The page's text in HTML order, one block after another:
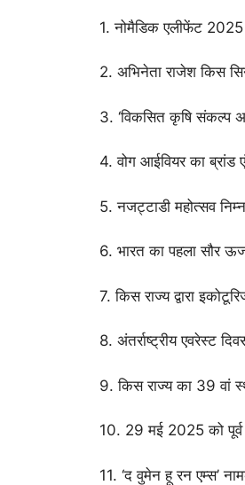
1. नोमैडिक एलीफेंट
2. अभिनेता राजेश किस
3. ‘विकसित कृषि संकल्प
4. वोग आईवियर का ब्रांड
5. नजट्टाडी महोत्सव
6. भारत का पहला सौर
7. किस राज्य द्वारा
8. अंतर्राष्ट्रीय एवरेस्ट
9. किस राज्य का 39 वां
10. 29 मई 2025 को पूर्व
11. ‘द वुमेन हू रन एम्स’